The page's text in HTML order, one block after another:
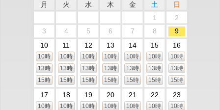
月 火 水 木 金 土
日
1
2
3
4 5 6 7 8
9
10
10時
13時
15時
11
10時
13時
15時
12
10時
13時
15時
13
10時
13時
15時
14
10時
13時
15時
15
10時
13時
15時
16
10時
13時
15時
17
10時
18
10時
19
10時
20
10時
21
10時
22
10時
23
10時